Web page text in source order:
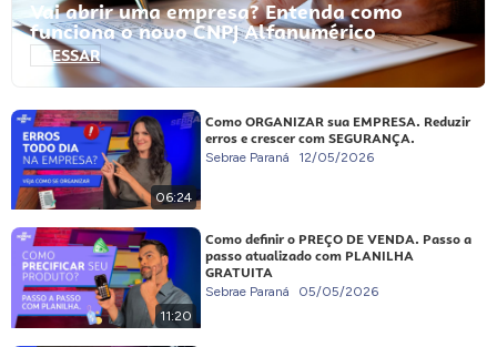
Vai abrir uma empresa? Entenda como
funciona o novo CNPJ Alfanumérico
ACESSAR
06:24
Como ORGANIZAR sua EMPRESA. Reduzir
erros e crescer com SEGURANÇA.
Sebrae Paraná 12/05/2026
11:20
Como definir o PREÇO DE VENDA. Passo a
passo atualizado com PLANILHA
GRATUITA
Sebrae Paraná 05/05/2026